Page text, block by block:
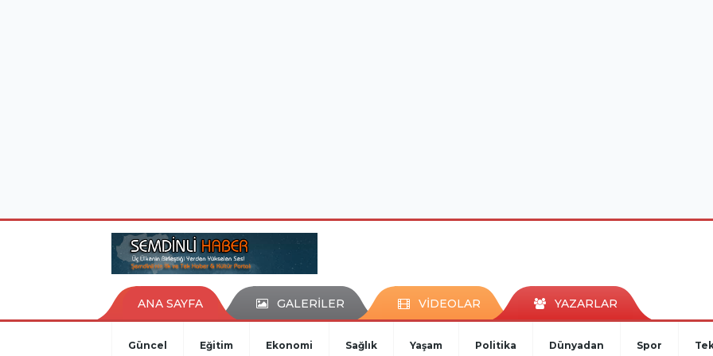
ANA SAYFA GALERİLER VİDEOLAR YAZARLAR
Güncel Eğitim Ekonomi Sağlık Yaşam Politika Dünyadan Spor